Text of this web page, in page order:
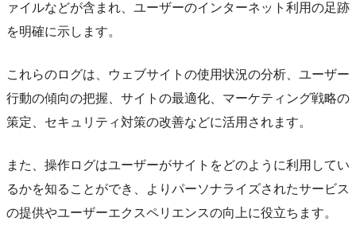
ァイルなどが含まれ、ユーザーのインターネット利用の足跡
を明確に示します。
これらのログは、ウェブサイトの使用状況の分析、ユーザー
行動の傾向の把握、サイトの最適化、マーケティング戦略の
策定、セキュリティ対策の改善などに活用されます。
また、操作ログはユーザーがサイトをどのように利用してい
るかを知ることができ、よりパーソナライズされたサービス
の提供やユーザーエクスペリエンスの向上に役立ちます。